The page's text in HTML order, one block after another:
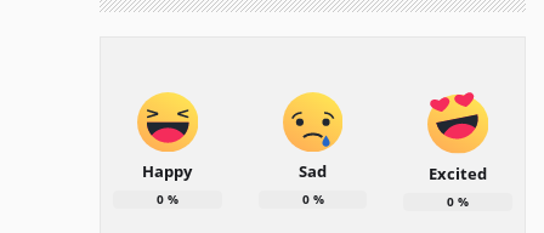
Happy
0%
Sad
0%
Excited
0 %